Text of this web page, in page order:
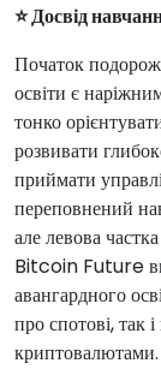
⭐ Досвід
Початок
освіти є
тонко
розвивати
приймати
переповнений
але левова
Bitcoin Future
авангардного
про спотові, так
криптовалютами.